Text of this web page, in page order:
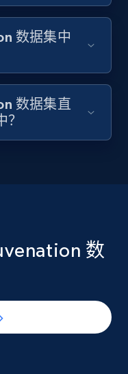
数据集中
数据集直
数